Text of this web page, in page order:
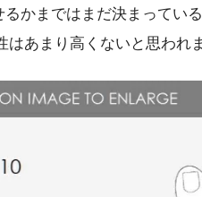
かまではまだ決まってい
あまり高くないと思われま